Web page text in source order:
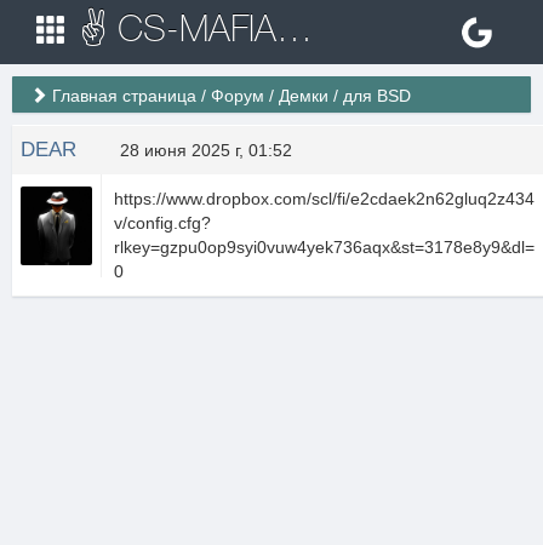
✌ CS-MAFIA.RU ✌ Игровые сервера Counter Strike 1.6
Главная страница / Форум / Демки / для BSD
DEAR 28 июня 2025 г, 01:52
https://www.dropbox.com/scl/fi/e2cdaek2n62gluq2z434
v/config.cfg?
rlkey=gzpu0op9syi0vuw4yek736aqx&st=3178e8y9&dl=
0